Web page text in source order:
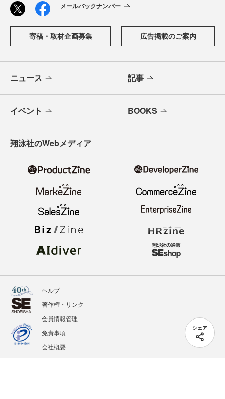
シェア
メールバックナンバー
寄稿・取材企画募集 広告掲載のご案内
ニュース 記事
イベント BOOKS
翔泳社のWebメディア
ヘルプ
著作権・リンク
会員情報管理
免責事項
会社概要